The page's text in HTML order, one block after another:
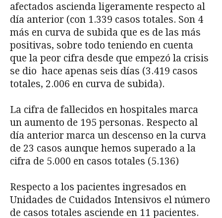
afectados ascienda ligeramente respecto al
día anterior (con 1.339 casos totales. Son 4
más en curva de subida que es de las más
positivas, sobre todo teniendo en cuenta
que la peor cifra desde que empezó la crisis
se dio hace apenas seis días (3.419 casos
totales, 2.006 en curva de subida).
La cifra de fallecidos en hospitales marca
un aumento de 195 personas. Respecto al
día anterior marca un descenso en la curva
de 23 casos aunque hemos superado a la
cifra de 5.000 en casos totales (5.136)
Respecto a los pacientes ingresados en
Unidades de Cuidados Intensivos el número
de casos totales asciende en 11 pacientes.